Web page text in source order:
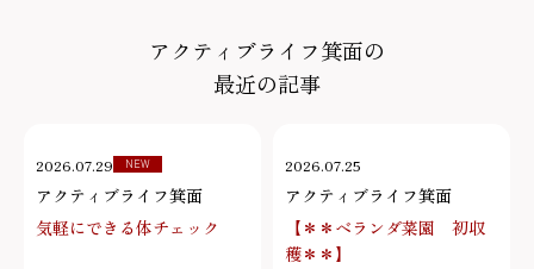
アクティブライフ箕面の
最近の記事
2026.07.29 NEW
アクティブライフ箕面
気軽にできる体チェック
2026.07.25
アクティブライフ箕面
【＊＊ベランダ菜園 初収
穫＊＊】